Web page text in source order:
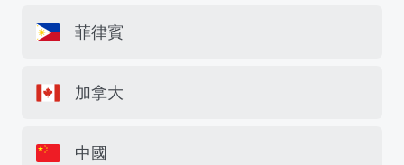
菲律賓
加拿大
中國